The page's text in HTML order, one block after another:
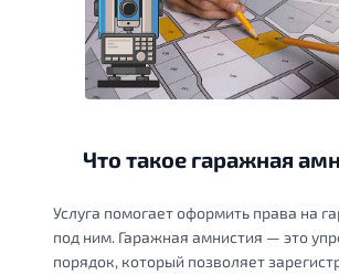
Что такое гаражная
Услуга помогает оформить права на
под ним. Гаражная амнистия — это
порядок, который позволяет